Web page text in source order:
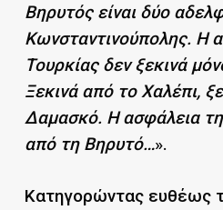
Βηρυτός είναι δύο
Κωνσταντινούπολης. Η
Τουρκίας δεν ξεκινά
Ξεκινά από το Χαλέπι,
Δαμασκό. Η ασφάλεια
από τη Βηρυτό…».
Κατηγορώντας ευθέως